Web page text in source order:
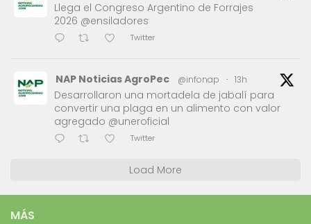
Llega el Congreso Argentino de Forrajes
2026 @ensiladores
Twitter
NAP Noticias AgroPec @infonap · 13h
Desarrollaron una mortadela de jabalí para
convertir una plaga en un alimento con valor
agregado @uneroficial
Twitter
Load More
MÁS